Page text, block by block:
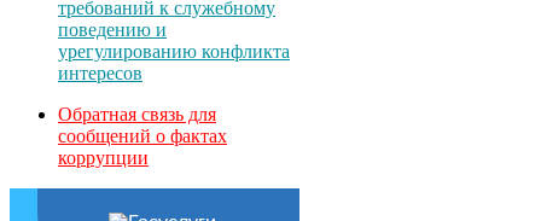
требований к служебному
поведению и
урегулированию конфликта
интересов
Обратная связь для
сообщений о фактах
коррупции